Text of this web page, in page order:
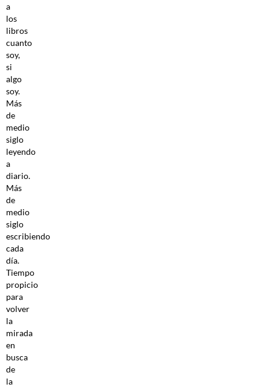
a
los
libros
cuanto
soy,
si
algo
soy.
Más
de
medio
siglo
leyendo
a
diario.
Más
de
medio
siglo
escribiendo
cada
día.
Tiempo
propicio
para
volver
la
mirada
en
busca
de
la